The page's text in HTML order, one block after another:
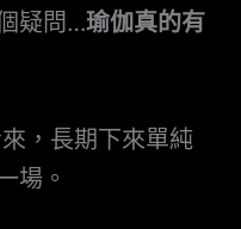
疑問…瑜伽真的有
，長期下來單純
場。